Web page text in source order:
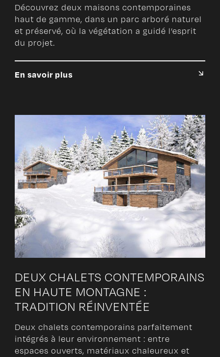
Découvrez deux maisons contemporaines
haut de gamme, dans un parc arboré naturel
et préservé, où la végétation a guidé l’esprit
du projet.
En savoir plus
DEUX CHALETS CONTEMPORAINS
EN HAUTE MONTAGNE :
TRADITION RÉINVENTÉE
Deux chalets contemporains parfaitement
intégrés à leur environnement : entre
espaces ouverts, matériaux chaleureux et